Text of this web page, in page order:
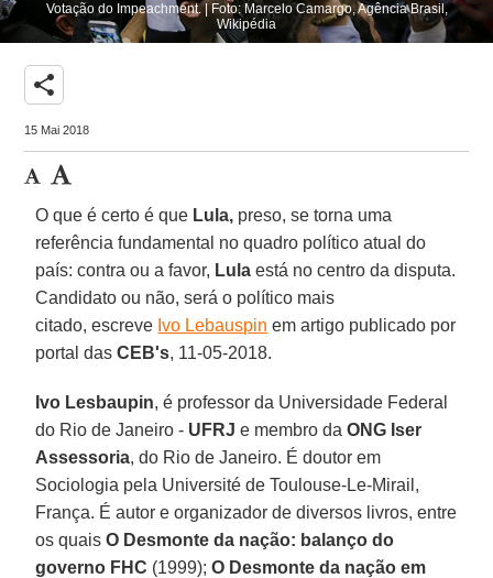
Votação do Impeachment. | Foto: Marcelo Camargo, Agência Brasil,
Wikipédia
share
15 Mai 2018
O que é certo é que Lula, preso, se torna uma
referência fundamental no quadro político atual do
país: contra ou a favor, Lula está no centro da disputa.
Candidato ou não, será o político mais
citado, escreve Ivo Lebauspin em artigo publicado por
portal dasCEB's, 11-05-2018.
Ivo Lesbaupin, é professor da Universidade Federal
do Rio de Janeiro - UFRJ e membro daONG Iser
Assessoria, do Rio de Janeiro. É doutor em
Sociologia pela Université de Toulouse-Le-Mirail,
França. É autor e organizador de diversos livros, entre
os quaisO Desmonte da nação: balanço do
governo FHC (1999);O Desmonte da nação em